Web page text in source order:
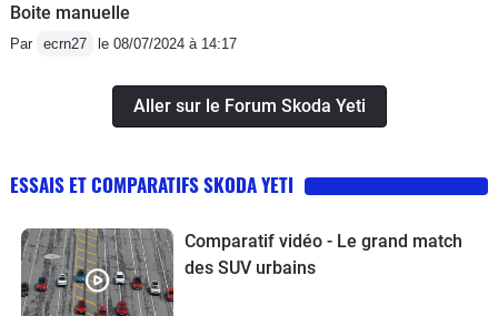
Boite manuelle
Par ecrn27 le 08/07/2024 à 14:17
Aller sur le Forum Skoda Yeti
ESSAIS ET COMPARATIFS SKODA YETI
Comparatif vidéo - Le grand match
des SUV urbains